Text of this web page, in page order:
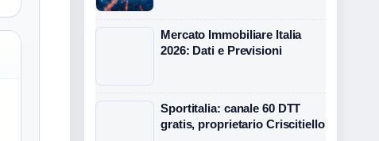
Mercato Immobiliare Italia
2026: Dati e Previsioni
Sportitalia: canale 60 DTT
gratis, proprietario Criscitiello